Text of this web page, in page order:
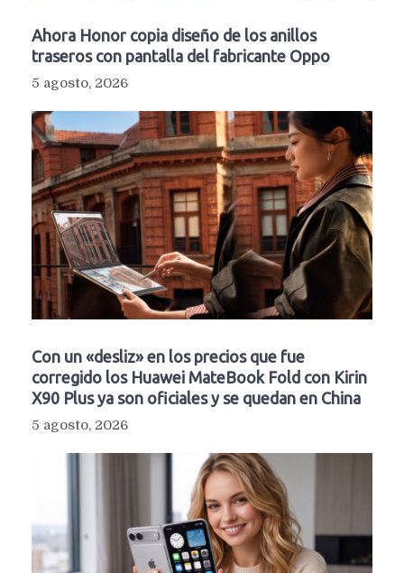
Ahora Honor copia diseño de los anillos
traseros con pantalla del fabricante Oppo
5 agosto, 2026
Con un «desliz» en los precios que fue
corregido los Huawei MateBook Fold con Kirin
X90 Plus ya son oficiales y se quedan en China
5 agosto, 2026